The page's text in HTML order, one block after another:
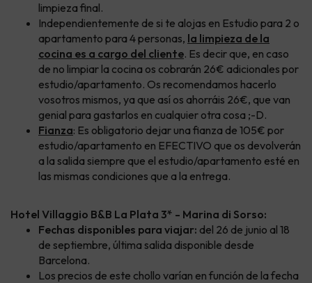
limpieza final.
Independientemente de si te alojas en Estudio para 2 o
apartamento para 4 personas, la limpieza de la
cocina es a cargo del cliente. Es decir que, en caso
de no limpiar la cocina os cobrarán 26€ adicionales por
estudio/apartamento. Os recomendamos hacerlo
vosotros mismos, ya que así os ahorráis 26€, que van
genial para gastarlos en cualquier otra cosa ;-D.
Fianza: Es obligatorio dejar una fianza de 105€ por
estudio/apartamento en EFECTIVO que os devolverán
a la salida siempre que el estudio/apartamento esté en
las mismas condiciones que a la entrega.
Hotel Villaggio B&B La Plata 3* - Marina di Sorso:
Fechas disponibles para viajar: del 26 de junio al 18
de septiembre, última salida disponible desde
Barcelona.
Los precios de este chollo varían en función de la fecha